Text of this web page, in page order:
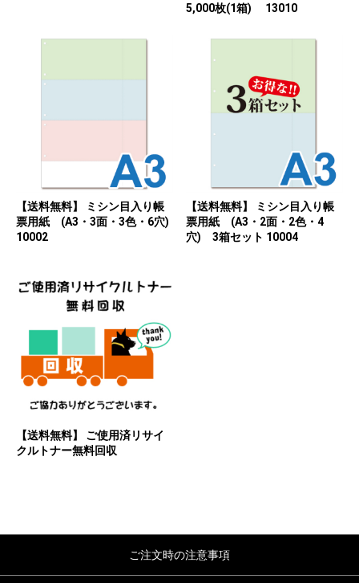
5,000枚(1箱) 13010
【送料無料】 ミシン目入り帳
票用紙 (A3・3面・3色・6穴)
10002
【送料無料】 ミシン目入り帳
票用紙 (A3・2面・2色・4
穴) 3箱セット 10004
【送料無料】 ご使用済リサイ
クルトナー無料回収
ご注文時の注意事項